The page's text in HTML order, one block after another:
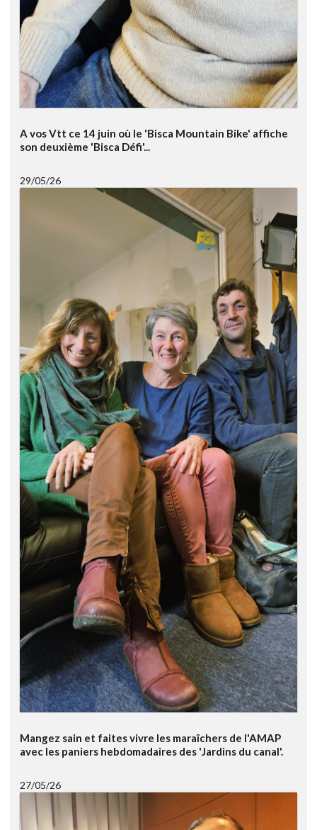
A vos Vtt ce 14 juin où le 'Bisca Mountain Bike' affiche
son deuxième 'Bisca Défi'...
29/05/26
Mangez sain et faites vivre les maraîchers de l'AMAP
avec les paniers hebdomadaires des 'Jardins du canal'.
27/05/26